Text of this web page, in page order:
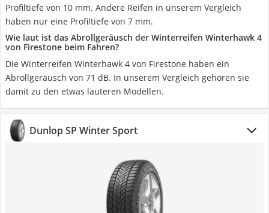
Profiltiefe von 10 mm. Andere Reifen in unserem Vergleich
haben nur eine Profiltiefe von 7 mm.
Wie laut ist das Abrollgeräusch der Winterreifen Winterhawk 4
von Firestone beim Fahren?
Die Winterreifen Winterhawk 4 von Firestone haben ein
Abrollgeräusch von 71 dB. In unserem Vergleich gehören sie
damit zu den etwas lauteren Modellen.
Dunlop SP Winter Sport